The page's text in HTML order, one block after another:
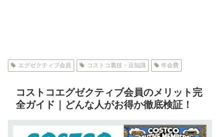
エグゼクティブ会員 コストコ裏技・豆知識 年会費
コストコエグゼクティブ会員のメリット完
全ガイド｜どんな人がお得か徹底検証！